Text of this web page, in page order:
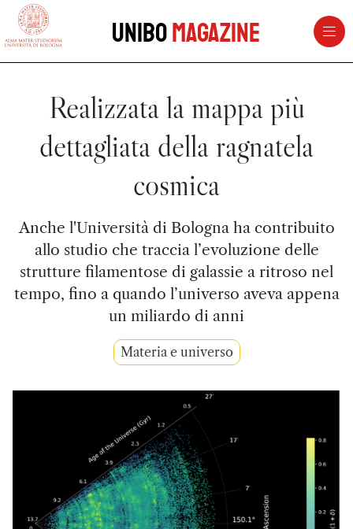
vai al contenuto della pagina
UniboMagazine
Realizzata la mappa più
dettagliata della ragnatela
cosmica
Anche l'Università di Bologna ha contribuito
allo studio che traccia l’evoluzione delle
strutture filamentose di galassie a ritroso nel
tempo, fino a quando l’universo aveva appena
un miliardo di anni
Materia e universo